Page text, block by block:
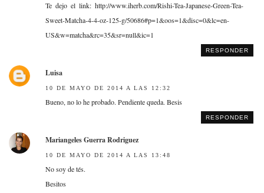
Te dejo el link: http://www.iherb.com/Rishi-Tea-Japanese-Green-Tea-
Sweet-Matcha-4-4-oz-125-g/50686#p=1&oos=1&disc=0&lc=en-
US&w=matcha&rc=35&sr=null&ic=1
RESPONDER
Luisa
10 DE MAYO DE 2014 A LAS 12:32
Bueno, no lo he probado. Pendiente queda. Besis
RESPONDER
Mariangeles Guerra Rodriguez
10 DE MAYO DE 2014 A LAS 13:48
No soy de tés.
Besitos